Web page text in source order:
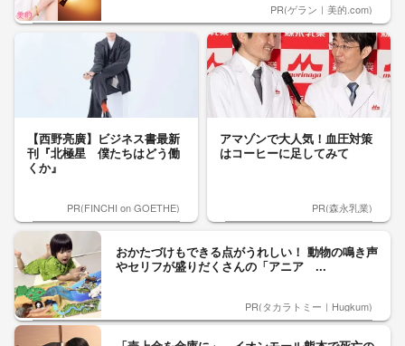
PR(ゲラン｜美的.com)
【西野亮廣】ビジネス書最新
刊『北極星 僕たちはどう働
くか』
PR(FINCHI on GOETHE)
アマゾンで大人気！血圧対策
はコーヒーに足してみて
PR(森永乳業)
おかたづけもできる点がうれしい！ 動物の鳴き声
やセリフが盛りだくさんの「アニア ...
PR(タカラトミー｜Hugkum)